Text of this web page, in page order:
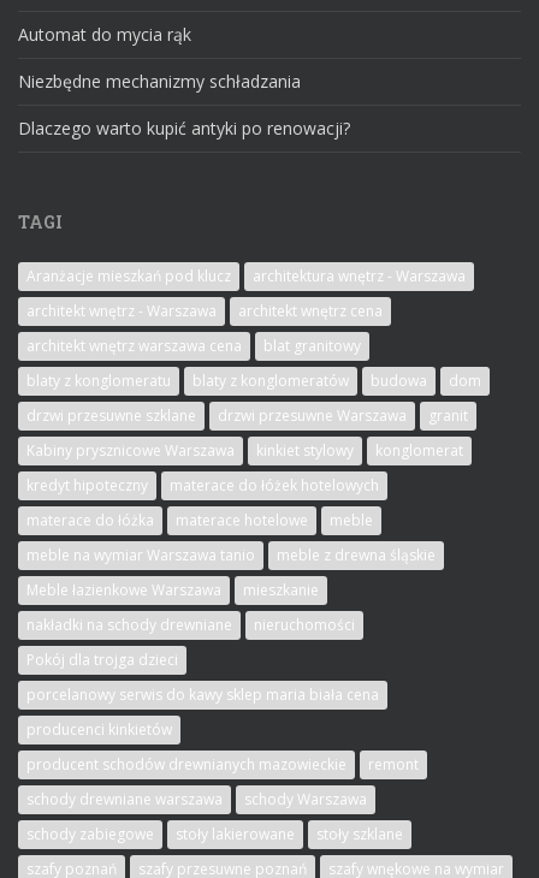
Automat do mycia rąk
Niezbędne mechanizmy schładzania
Dlaczego warto kupić antyki po renowacji?
TAGI
Aranżacje mieszkań pod klucz
architektura wnętrz - Warszawa
architekt wnętrz - Warszawa
architekt wnętrz cena
architekt wnętrz warszawa cena
blat granitowy
blaty z konglomeratu
blaty z konglomeratów budowa
dom
drzwi przesuwne szklane
drzwi przesuwne Warszawa
granit
Kabiny prysznicowe Warszawa
kinkiet stylowy
konglomerat
kredyt hipoteczny
materace do łóżek hotelowych
materace do łóżka
materace hotelowe
meble
meble na wymiar Warszawa tanio
meble z drewna śląskie
Meble łazienkowe Warszawa
mieszkanie
nakładki na schody drewniane
nieruchomości
Pokój dla trojga dzieci
porcelanowy serwis do kawy sklep maria biała cena
producenci kinkietów
producent schodów drewnianych mazowieckie
remont
schody drewniane warszawa
schody Warszawa
schody zabiegowe
stoły lakierowane
stoły szklane
szafy poznań
szafy przesuwne poznań szafy wnękowe na wymiar